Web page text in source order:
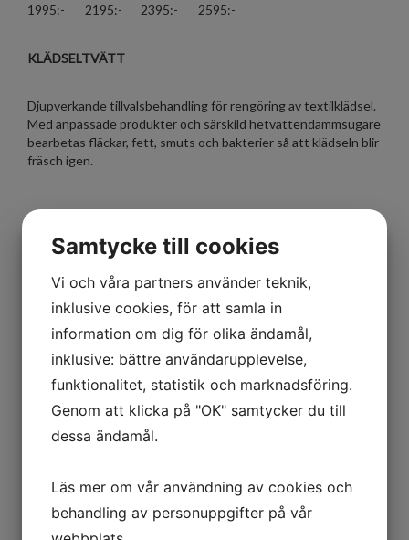
1995:-
2195:- 2395:- 2595:-
KLÄDSELTVÄTT
Djupverkande tillvalsbehandling för rengöring av textilklädsel.
Med anpassade produkter och särskild hetvattendammsugare
bearbetas fläckar, fett, smuts och bakterier så att klädseln blir
fräsch igen.
fr. 995:-
fr. 1195:- fr. 695:-
Handtvätt efterföljt av lackrengöring där fastbundna
föroreningar som t ex flygrost och tjära avlägsnas,
konditionshöjande maskinpolering samt maskinvaxning utförs
för högglansig finish, grundskydd och ett långvarigt skinande
2295 :-
2895:- 3195:-
Samtycke till cookies
Vi och våra partners använder teknik,
inklusive cookies, för att samla in
information om dig för olika ändamål,
inklusive: bättre användarupplevelse,
funktionalitet, statistik och marknadsföring.
Genom att klicka på "OK" samtycker du till
dessa ändamål.
Läs mer om vår användning av cookies och
behandling av personuppgifter på vår